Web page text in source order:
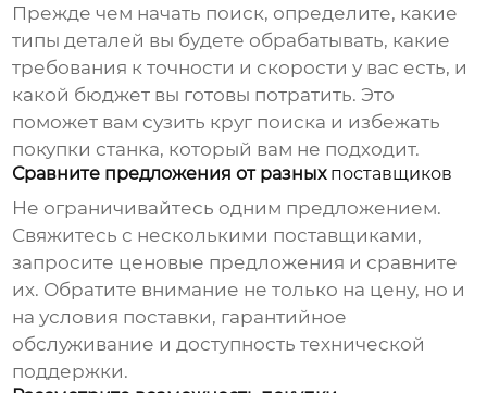
Прежде чем начать поиск, определите, какие
типы деталей вы будете обрабатывать, какие
требования к точности и скорости у вас есть, и
какой бюджет вы готовы потратить. Это
поможет вам сузить круг поиска и избежать
покупки станка, который вам не подходит.
Сравните предложения от разных поставщиков
Не ограничивайтесь одним предложением.
Свяжитесь с несколькими поставщиками,
запросите ценовые предложения и сравните
их. Обратите внимание не только на цену, но и
на условия поставки, гарантийное
обслуживание и доступность технической
поддержки.